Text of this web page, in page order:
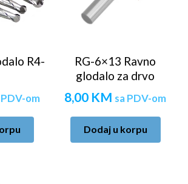
R4-
PDV-om
RG-6×13 Ravno
glodalo za drvo
8,00 KM sa PDV-om
Dodaj u korpu